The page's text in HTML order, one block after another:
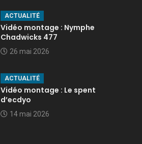
ACTUALITÉ
Vidéo montage : Nymphe
Chadwicks 477
26 mai 2026
ACTUALITÉ
Vidéo montage : Le spent
d’ecdyo
14 mai 2026